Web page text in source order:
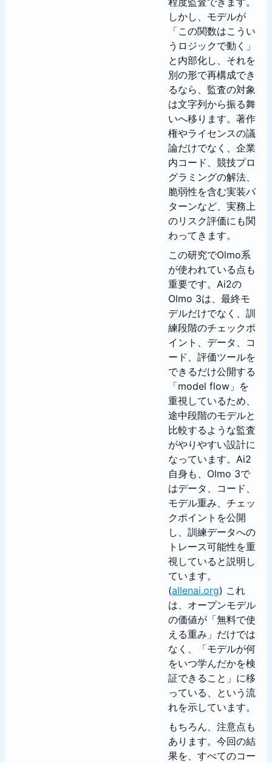
しかし、モデルが
「この関数はこうい
うロジックで動く」
と内部化し、それを
別の形で再構成でき
るなら、監査の対象
は文字列から振る舞
いへ移ります。著作
権やライセンスの議
論だけでなく、企業
内コード、競技プロ
グラミングの解法、
脆弱性を含む実装パ
ターンなど、実務上
のリスク評価にも関
わってきます。
この研究でOlmo系
が使われている点も
重要です。Ai2の
Olmo 3は、最終モ
デルだけでなく、訓
練段階のチェックポ
イント、データ、コ
ード、評価ツールを
できるだけ公開する
「model flow」を
重視しているため、
途中段階のモデルと
比較するような監査
がやりやすい設計に
なっています。Ai2
自身も、Olmo 3で
はデータ、コード、
モデル重み、チェッ
クポイントを公開
し、訓練データへの
トレース可能性を重
視していると説明し
ています。
(allenai.org) これ
は、オープンモデル
の価値が「無料で使
える重み」だけでは
なく、「モデルが何
をいつ学んだかを検
証できること」に移
っている、という流
れを示しています。
もちろん、注意点も
あります。今回の結
果を、すべてのコー